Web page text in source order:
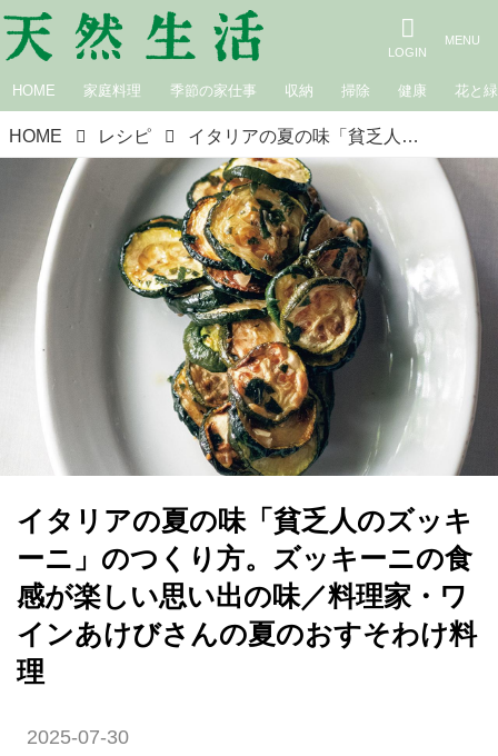
HOME 家庭料理 季節の家仕事 収納 掃除 健康 花と緑
HOME レシピ イタリアの夏の味「貧乏人のズッキーニ」のつくり方。ズッキーニの食感が楽しい思い出の味／料理家・ワインあけびさんの夏のおすそわけ料理
イタリアの夏の味「貧乏人のズッキ
ーニ」のつくり方。ズッキーニの食
感が楽しい思い出の味／料理家・ワ
インあけびさんの夏のおすそわけ料
理
2025-07-30